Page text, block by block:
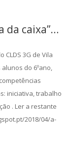
da caixa”…
3G de Vila
do 6ºano,
iniciativa, trabalho
. Ler a restante
2018/04/a-